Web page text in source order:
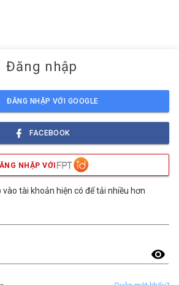
Đăng nhập
ĐĂNG NHẬP VỚI GOOGLE
FACEBOOK
NHẬP VỚI
vào tài khoản hiện có để tải nhiều hơn
visibility